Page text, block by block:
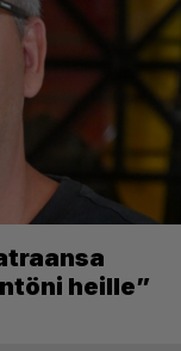
heille”